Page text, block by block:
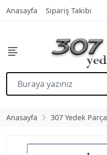
Anasayfa Sipariş Takibi
Anasayfa 307 Yedek Parça